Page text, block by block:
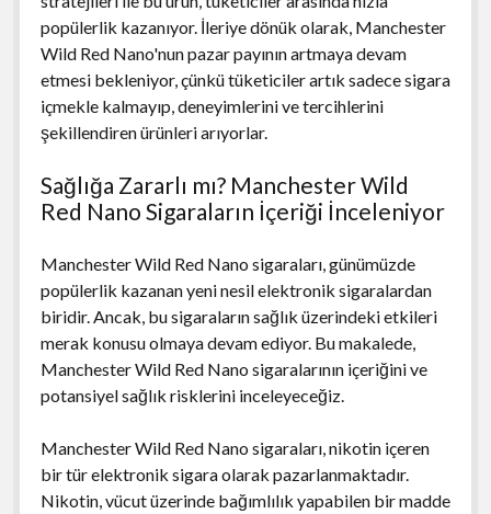
popülerlik kazanıyor. İleriye dönük olarak, Manchester
Wild Red Nano'nun pazar payının artmaya devam
etmesi bekleniyor, çünkü tüketiciler artık sadece sigara
içmekle kalmayıp, deneyimlerini ve tercihlerini
şekillendiren ürünleri arıyorlar.
Sağlığa Zararlı mı? Manchester Wild
Red Nano Sigaraların İçeriği İnceleniyor
Manchester Wild Red Nano sigaraları, günümüzde
popülerlik kazanan yeni nesil elektronik sigaralardan
biridir. Ancak, bu sigaraların sağlık üzerindeki etkileri
merak konusu olmaya devam ediyor. Bu makalede,
Manchester Wild Red Nano sigaralarının içeriğini ve
potansiyel sağlık risklerini inceleyeceğiz.
Manchester Wild Red Nano sigaraları, nikotin içeren
bir tür elektronik sigara olarak pazarlanmaktadır.
Nikotin, vücut üzerinde bağımlılık yapabilen bir madde